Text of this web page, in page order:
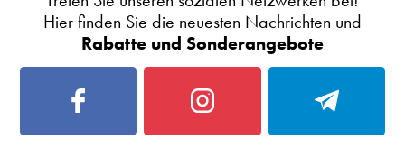
Hier finden Sie die neuesten Nachrichten und
Rabatte und Sonderangebote